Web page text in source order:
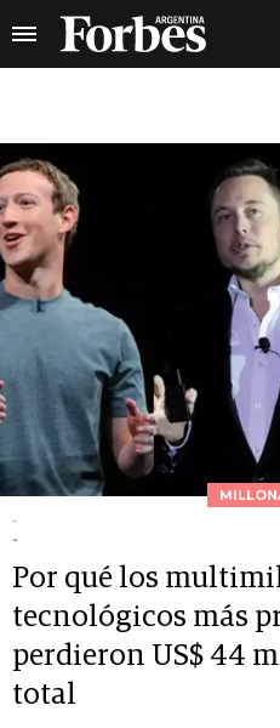
-
-
Por qué los
tecnológicos más
perdieron US$ 44
total